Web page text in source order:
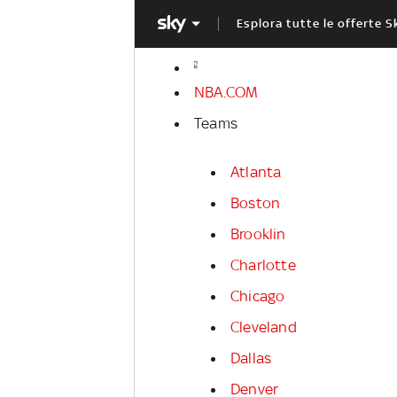
Esplora tutte le offerte
NBA.COM
Teams
Atlanta
Boston
Brooklin
Charlotte
Chicago
Cleveland
Dallas
Denver